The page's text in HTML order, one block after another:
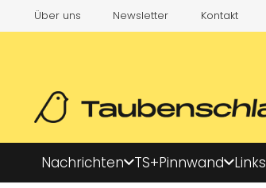
Über uns Newsletter Kontakt
Nachrichten TS+Pinnwand Links